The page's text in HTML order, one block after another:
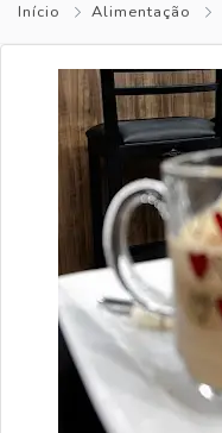
Início Alimentação